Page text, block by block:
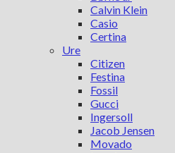
Calvin Klein
Casio
Certina
Ure
Citizen
Festina
Fossil
Gucci
Ingersoll
Jacob Jensen
Movado